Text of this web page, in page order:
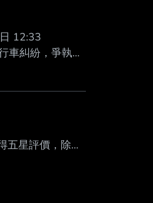
12:33
車糾紛，爭執過
弱予以反擊，將
內的葉男拉下
星評價，除了
價格更高的豪
目標，引起業
，但 2026 年